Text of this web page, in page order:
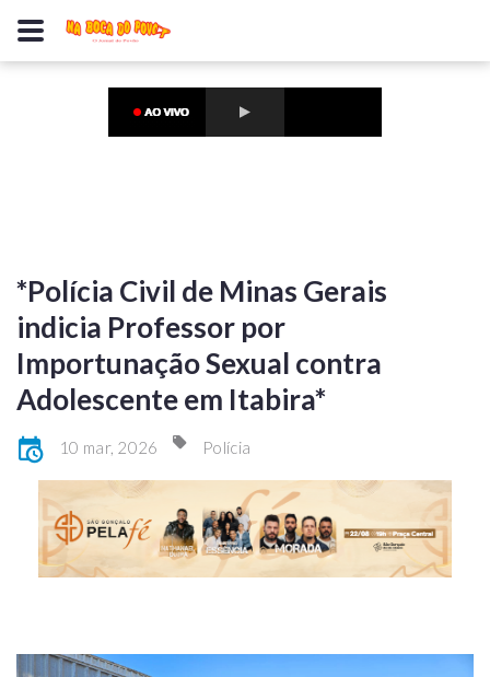
*Polícia Civil de Minas Gerais
indicia Professor por
Importunação Sexual contra
Adolescente em Itabira*
10 mar, 2026 Polícia